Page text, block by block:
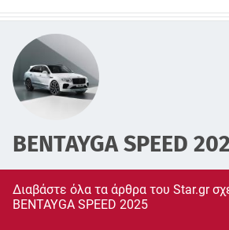
BENTAYGA SPEED
Διαβάστε όλα τα άρθρα του Star.gr
BENTAYGA SPEED 2025